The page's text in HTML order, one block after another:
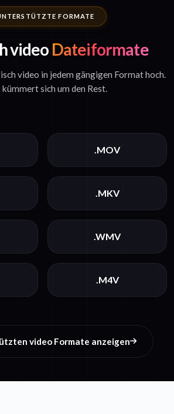
FORMATE
video Dateiformate
video in jedem gängigen Format hoch.
kümmert sich um den Rest.
.MOV
.MKV
.WMV
.M4V
video Formate anzeigen